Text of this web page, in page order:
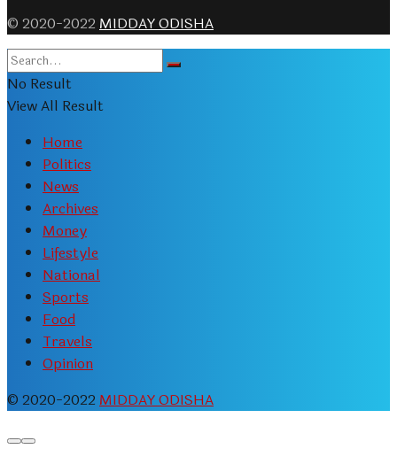
© 2020-2022 MIDDAY ODISHA
No Result
View All Result
Home
Politics
News
Archives
Money
Lifestyle
National
Sports
Food
Travels
Opinion
© 2020-2022 MIDDAY ODISHA